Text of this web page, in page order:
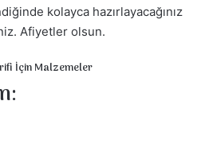
kolayca hazırlayacağınız
Afiyetler olsun.
İçin Malzemeler